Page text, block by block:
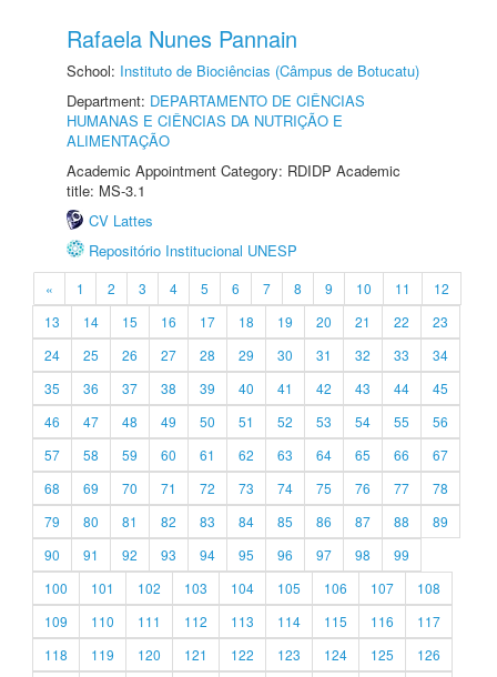
Rafaela Nunes Pannain
School: Instituto de Biociências (Câmpus de Botucatu)
Department: DEPARTAMENTO DE CIÊNCIAS
HUMANAS E CIÊNCIAS DA NUTRIÇÃO E
ALIMENTAÇÃO
Academic Appointment Category: RDIDP Academic
title: MS-3.1
CV Lattes
Repositório Institucional UNESP
« 1 2 3 4 5 6 7 8 9 10 11
12
13
14 15 16 17 18 19 20 21 22
23
24
25 26 27 28 29 30 31 32 33
34
35
36 37 38 39 40 41 42 43 44
45
46
47 48 49 50 51 52 53 54 55
56
57
58 59 60 61 62 63 64 65 66
67
68
69 70 71 72 73 74 75 76 77
78
79
80 81 82 83 84 85 86 87 88
89
90
91 92 93 94 95 96 97 98
99
100
101 102 103 104 105 106 107
108
109
110 111 112 113 114 115 116
117
118
119 120 121 122 123 124 125
126